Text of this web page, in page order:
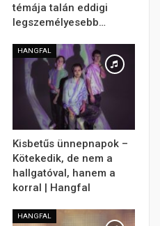
témája talán eddigi
legszemélyesebb…
HANGFAL
Kisbetűs ünnepnapok –
Kötekedik, de nem a
hallgatóval, hanem a
korral | Hangfal
HANGFAL